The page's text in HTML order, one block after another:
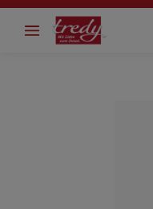
springen